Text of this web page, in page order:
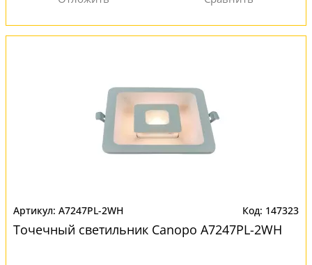
A7247PL-2WH 147323
Точечный светильник Canopo A7247PL-2WH